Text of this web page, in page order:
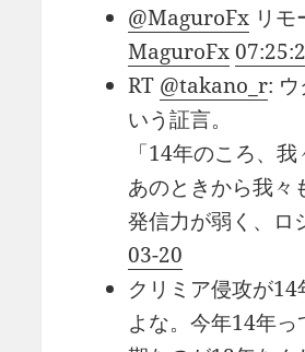
@MaguroFx リ
MaguroFx
RT @takano_r:
いう証言。
「14年のころ、
あのときから我々
発信力が弱く、
03-20
クリミア侵攻が
よな。今年14年